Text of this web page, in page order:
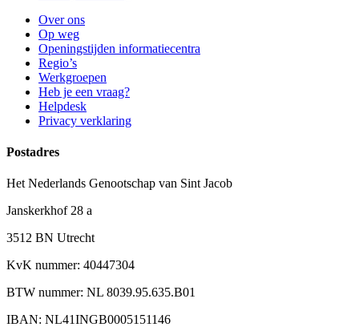
Over ons
Op weg
Openingstijden informatiecentra
Regio’s
Werkgroepen
Heb je een vraag?
Helpdesk
Privacy verklaring
Postadres
Het Nederlands Genootschap van Sint Jacob
Janskerkhof 28 a
3512 BN Utrecht
KvK nummer: 40447304
BTW nummer: NL 8039.95.635.B01
IBAN: NL41INGB0005151146